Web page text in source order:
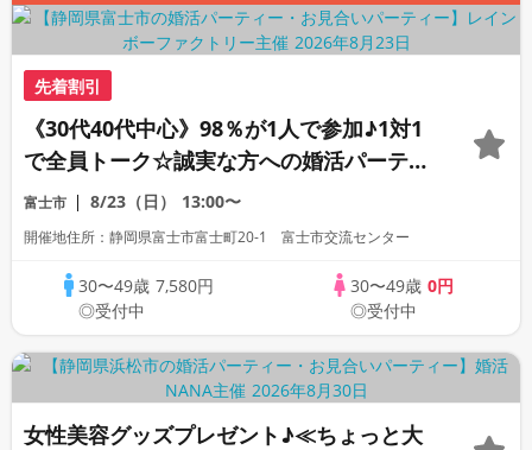
先着割引
《30代40代中心》98％が1人で参加♪1対1
で全員トーク☆誠実な方への婚活パーティ
ー
富士市 8/23（日） 13:00〜
開催地住所：静岡県富士市富士町20-1 富士市交流センター
30〜49歳 7,580円
◎受付中
30〜49歳 0円
◎受付中
女性美容グッズプレゼント♪≪ちょっと大